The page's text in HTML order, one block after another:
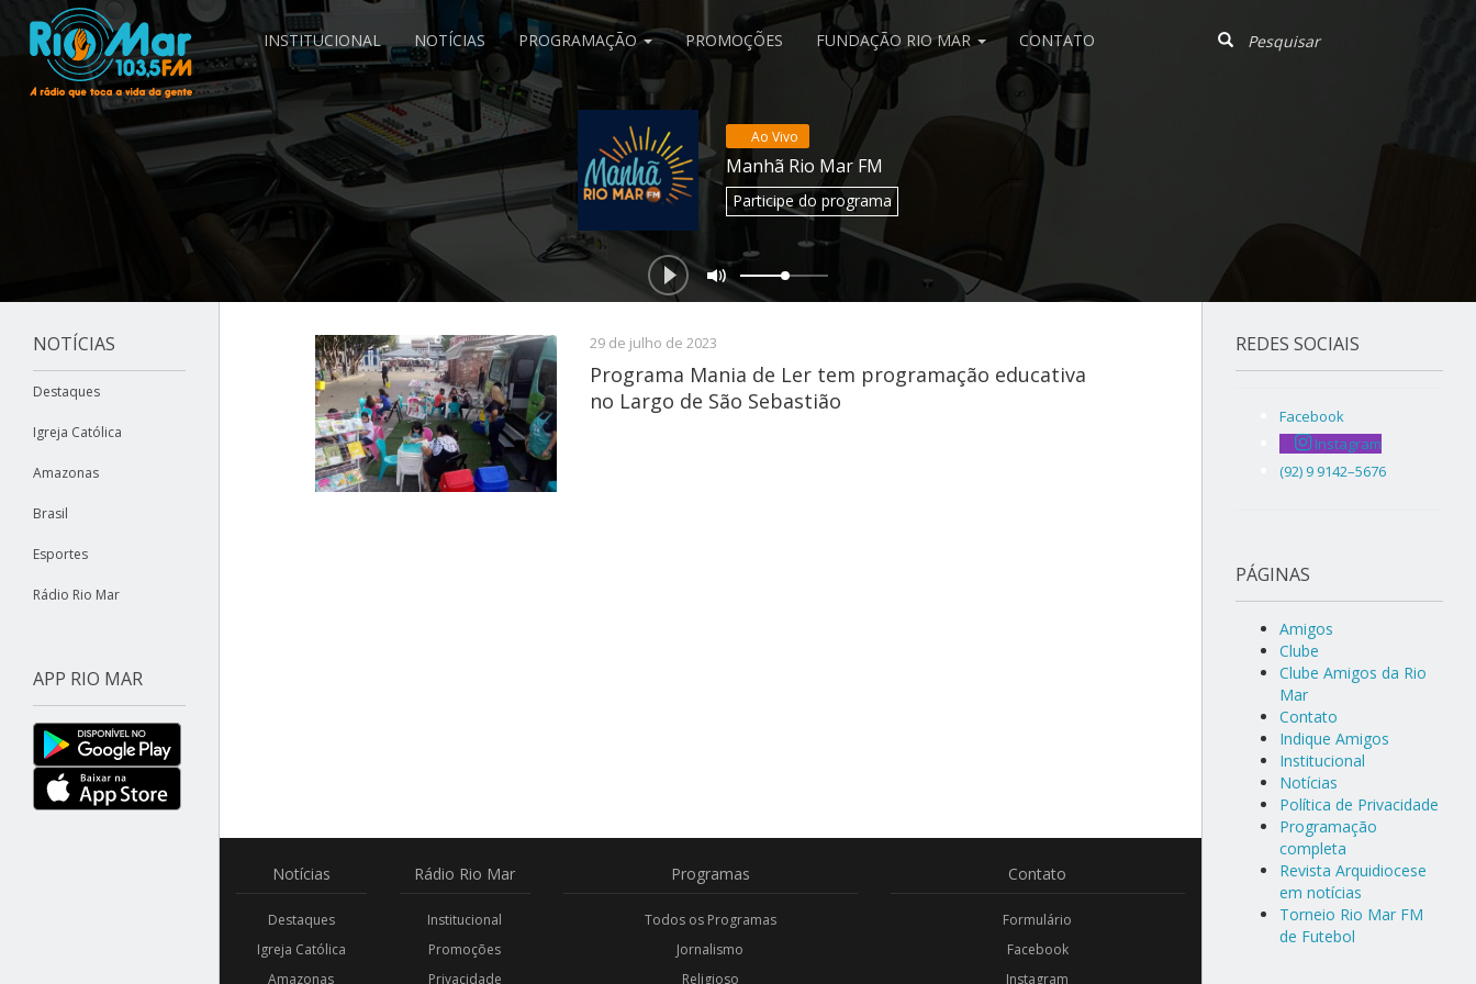
INSTITUCIONAL NOTÍCIAS PROGRAMAÇÃO PROMOÇÕES FUNDAÇÃO RIO MAR CONTATO
Ao Vivo
Manhã Rio Mar FM
Participedo programa
NOTÍCIAS
Destaques
Igreja Católica
Amazonas
Brasil
Esportes
Rádio Rio Mar
APP RIO MAR
29 de julho de 2023
Programa Mania de Ler tem programação educativa
no Largo de São Sebastião
Notícias
Destaques
Igreja Católica
Amazonas
Rádio Rio Mar
Institucional
Promoções
Privacidade
Programas
Todos os Programas
Jornalismo
Religioso
Contato
Formulário
Facebook
Instagram
REDES SOCIAIS
Facebook
Instagram
(92) 9 9142–5676
PÁGINAS
Amigos
Clube
Clube Amigos da Rio
Mar
Contato
Indique Amigos
Institucional
Notícias
Política de Privacidade
Programação
completa
Revista Arquidiocese
em notícias
Torneio Rio Mar FM
de Futebol